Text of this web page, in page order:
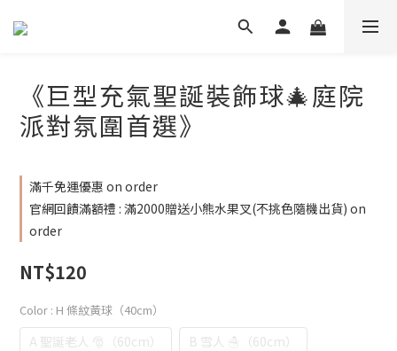
《巨型充氣聖誕裝飾球🎄庭院
派對氛圍首選》
滿千免運優惠 on order
官網回饋滿額禮 : 滿2000贈送小熊水果叉(不挑色隨機出貨) on
order
NT$120
Color : H 條紋黃球（40cm）
A 聖誕老人 🎅（60cm）
B 雪人 ☃️（60cm）